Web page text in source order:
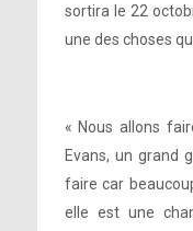
sortira le 22
une des choses
« Nous allons
Evans, un grand
faire car
elle est une